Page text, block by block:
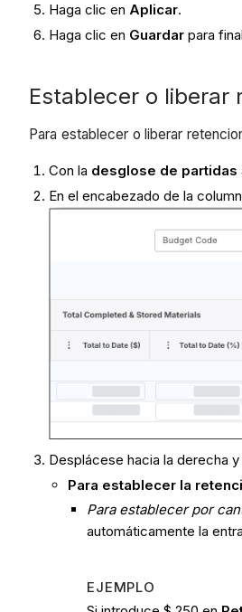
Haga clic en Aplicar.
Haga clic en Guardar para
Establecer o liberar
Para establecer o liberar
Con la desglose de partidas
En el encabezado de la
Desplácese hacia la derecha
Para establecer la
Para establecer por
automáticamente la
EJEMPLO